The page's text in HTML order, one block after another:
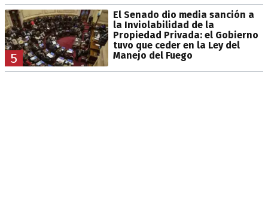
5
El Senado dio media sanción a
la Inviolabilidad de la
Propiedad Privada: el Gobierno
tuvo que ceder en la Ley del
Manejo del Fuego